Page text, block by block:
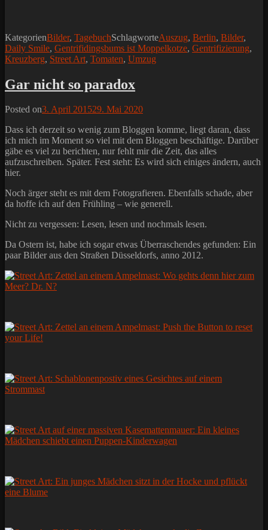
KategorienBilder, TagebuchSchlagworteAuszug, Berlin, Bilder,
Daily Smile, Gentrifidingsbums ist Moppelkotze, Gentrifizierung,
Kreuzberg, Street Art, Tomaten, Umzug
Gar nicht so paradox
Posted on3. April 201529. Mai 2020
Dass ich derzeit so wenig zum Bloggen komme, liegt daran, dass
ich mich im Moment so viel mit dem Bloggen beschäftige. Darüber
gäbe es viel zu berichten, nur fehlt mir die Zeit, das alles
aufzuschreiben. Später. Fest steht: Es wird sich einiges ändern, auch
hier.
Noch ärger steht es mit dem Fotografieren. Ebenfalls schade, aber
da hoffe ich auf den Frühling – wie generell.
Nicht zu vergessen: Lesen, lesen und nochmals lesen.
Da Ostern ist, habe ich sogar etwas Überraschendes gefunden: Ein
paar Bilder aus den Straßen Düsseldorfs, anno 2012.